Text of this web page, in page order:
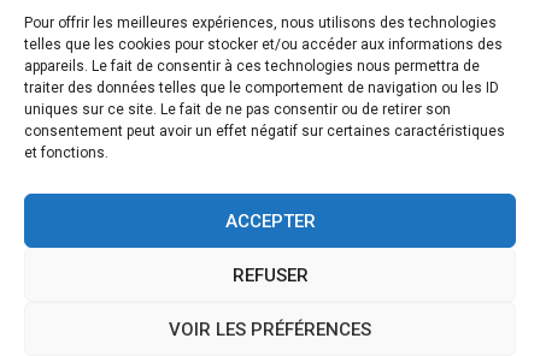
Pour offrir les meilleures expériences, nous utilisons des technologies
telles que les cookies pour stocker et/ou accéder aux informations des
appareils. Le fait de consentir à ces technologies nous permettra de
traiter des données telles que le comportement de navigation ou les ID
uniques sur ce site. Le fait de ne pas consentir ou de retirer son
consentement peut avoir un effet négatif sur certaines caractéristiques
et fonctions.
ACCEPTER
REFUSER
VOIR LES PRÉFÉRENCES
À PROPOS
Magazine n°1 des Professionnels du Marketing & Communication
en Afrique.
Contactez-nous :contact@afromarketers.com
SUIVEZ-NOUS